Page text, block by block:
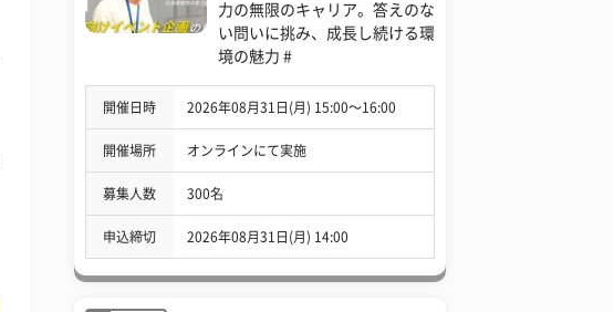
力の無限のキャリア。答えのな
い問いに挑み、成長し続ける環
境の魅力 #
開催日時 2026年08月31日(月) 15:00〜16:00
開催場所 オンラインにて実施
募集人数 300名
申込締切 2026年08月31日(月) 14:00